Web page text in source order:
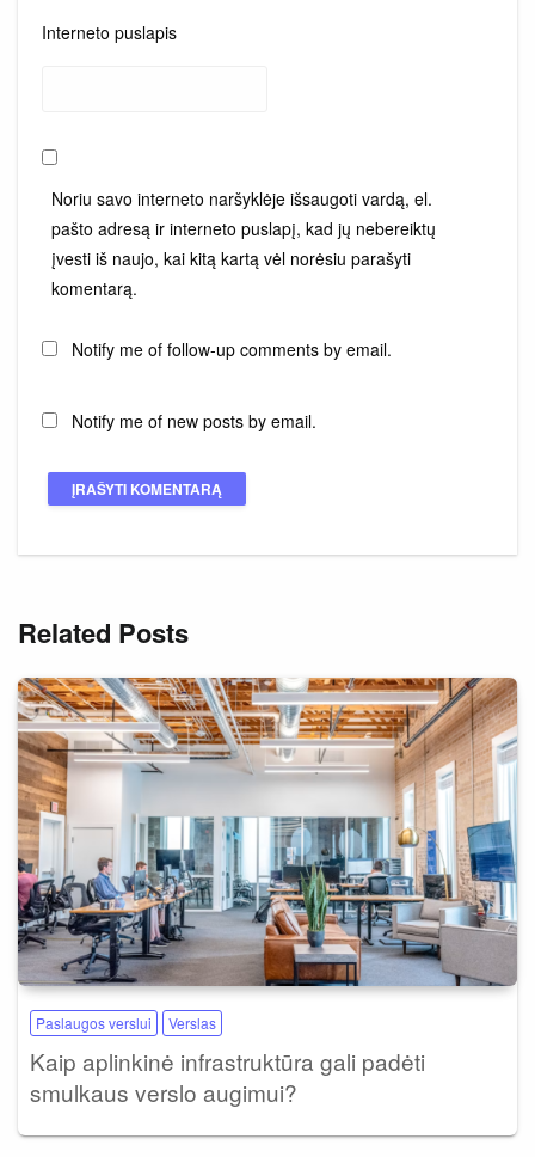
Interneto puslapis
Noriu savo interneto naršyklėje išsaugoti vardą, el.
pašto adresą ir interneto puslapį, kad jų nebereiktų
įvesti iš naujo, kai kitą kartą vėl norėsiu parašyti
komentarą.
Notify me of follow-up comments by email.
Notify me of new posts by email.
Related Posts
Paslaugos verslui Verslas
Kaip aplinkinė infrastruktūra gali padėti
smulkaus verslo augimui?